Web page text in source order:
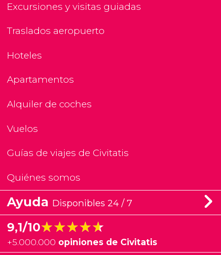
Excursiones y visitas guiadas
Traslados aeropuerto
Hoteles
Apartamentos
Alquiler de coches
Vuelos
Guías de viajes de Civitatis
Quiénes somos
Ayuda Disponibles 24 / 7
9,1/10★★★★★
★★★★★
+5.000.000 opiniones de Civitatis